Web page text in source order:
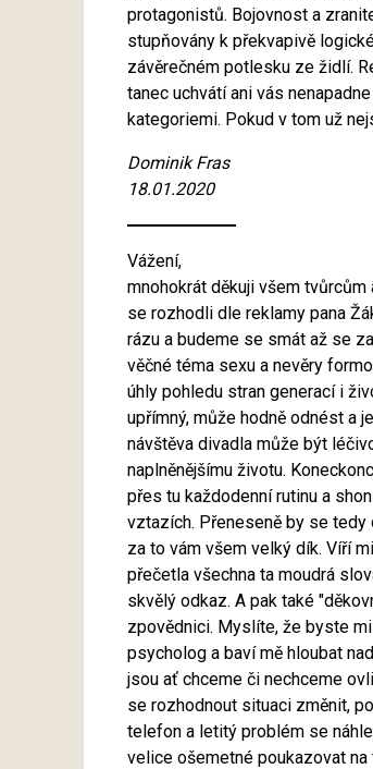
protagonistů. Bojovnost a
stupňovány k překvapivě
závěrečném potlesku ze židlí.
tanec uchvátí ani vás
kategoriemi. Pokud v tom už
Dominik Fras
18.01.2020
Vážení,
mnohokrát děkuji všem
se rozhodli dle reklamy pana
rázu a budeme se smát až se
věčné téma sexu a nevěry
úhly pohledu stran generací i
upřímný, může hodně odnést a
návštěva divadla může být
naplněnějšímu životu.
přes tu každodenní rutinu a
vztazích. Přeneseně by se tedy
za to vám všem velký dík. Víří
přečetla všechna ta moudrá
skvělý odkaz. A pak také
zpovědnici. Myslíte, že byste
psycholog a baví mě hloubat
jsou ať chceme či nechceme
se rozhodnout situaci změnit,
telefon a letitý problém se
velice ošemetné poukazovat